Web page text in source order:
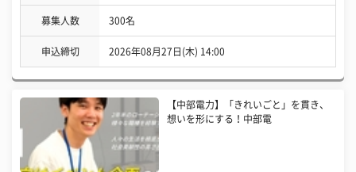
募集人数 300名
申込締切 2026年08月27日(木) 14:00
【中部電力】「きれいごと」を貫き、
想いを形にする！中部電